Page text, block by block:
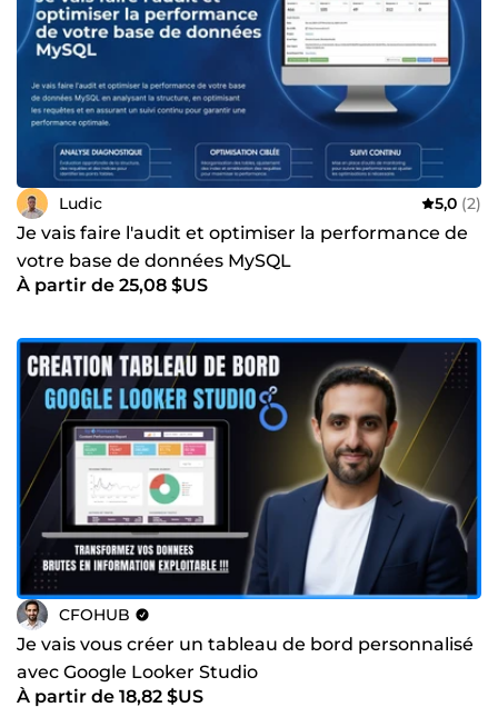
Ludic 5,0 (2)
Je vais faire l'audit et optimiser la performance de
votre base de données MySQL
À partir de 25,08 $US
CFOHUB
Je vais vous créer un tableau de bord personnalisé
avec Google Looker Studio
À partir de 18,82 $US